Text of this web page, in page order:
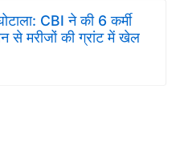
CBI ने की 6 कर्मी
से मरीजों की ग्रांट में खेल